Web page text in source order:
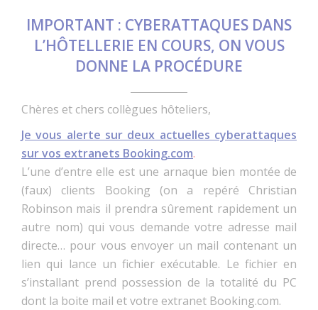
IMPORTANT : CYBERATTAQUES DANS
L’HÔTELLERIE EN COURS, ON VOUS
DONNE LA PROCÉDURE
Chères et chers collègues hôteliers,
Je vous alerte sur deux actuelles cyberattaques
sur vos extranets Booking.com.
L’une d’entre elle est une arnaque bien montée de
(faux) clients Booking (on a repéré Christian
Robinson mais il prendra sûrement rapidement un
autre nom) qui vous demande votre adresse mail
directe… pour vous envoyer un mail contenant un
lien qui lance un fichier exécutable. Le fichier en
s’installant prend possession de la totalité du PC
dont la boite mail et votre extranet Booking.com.